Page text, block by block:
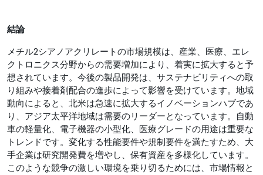
結論
メチル2シアノアクリレートの市場規模は、産業、医療、エレ
クトロニクス分野からの需要増加により、着実に拡大すると予
想されています。今後の製品開発は、サステナビリティへの取
り組みや接着剤配合の進歩によって影響を受けています。地域
動向によると、北米は急速に拡大するイノベーションハブであ
り、アジア太平洋地域は需要のリーダーとなっています。自動
車の軽量化、電子機器の小型化、医療グレードの用途は重要な
トレンドです。変化する性能要件や規制要件を満たすため、大
手企業は研究開発費を増やし、保有資産を多様化しています。
このような競争の激しい環境を乗り切るためには、市場情報と